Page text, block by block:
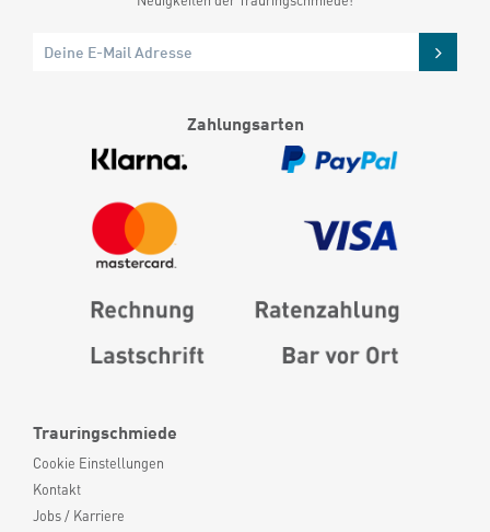
Trauringschmiede
Cookie Einstellungen
Kontakt
Jobs / Karriere
Zahlungsarten